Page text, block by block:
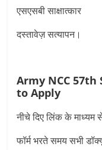
एसएसबी साक्षात्कार
दस्तावेज़ सत्यापन।
Army NCC 57th
to Apply
नीचे दिए लिंक के माध्यम
फॉर्म भरते समय सभी